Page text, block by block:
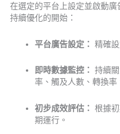
在選定的平台上設定並啟動
持續優化的開始：
平台廣告設定： 精確
即時數據監控： 持續
率、觸及人數、轉換率
初步成效評估： 根據
期運行。